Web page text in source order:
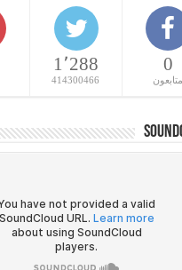
0
متابعون
1٬288
414300466